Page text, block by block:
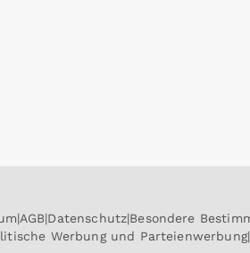
AGB Datenschutz Besondere
Werbung und Parteienwerbung